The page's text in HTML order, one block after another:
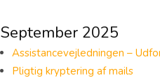
September 2025
Assistancevejledningen –
Pligtig kryptering af mails